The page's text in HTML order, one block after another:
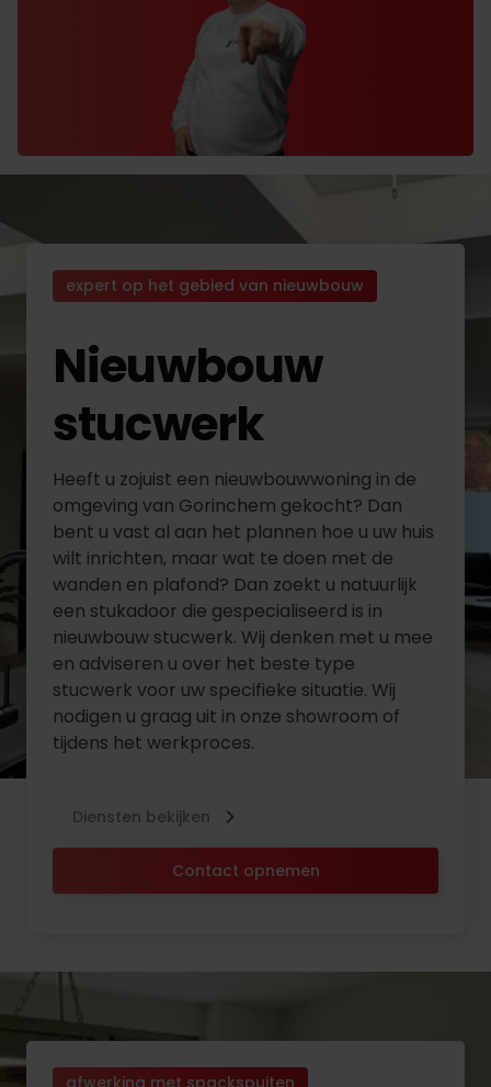
expert op het gebied van nieuwbouw
Nieuwbouw
stucwerk
Heeft u zojuist een nieuwbouwwoning in de
omgeving van Gorinchem gekocht? Dan
bent u vast al aan het plannen hoe u uw huis
wilt inrichten, maar wat te doen met de
wanden en plafond? Dan zoekt u natuurlijk
een stukadoor die gespecialiseerd is in
nieuwbouw stucwerk. Wij denken met u mee
en adviseren u over het beste type
stucwerk voor uw specifieke situatie. Wij
nodigen u graag uit in onze showroom of
tijdens het werkproces.
Contact opnemen
Diensten bekijken
afwerking met spackspuiten